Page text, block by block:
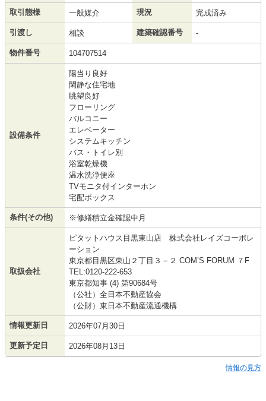
取引態様 一般媒介 現況 完成済み
引渡し 相談 建築確認番号 -
物件番号 104707514
設備条件
陽当り良好
閑静な住宅地
眺望良好
フローリング
バルコニー
エレベーター
システムキッチン
バス・トイレ別
浴室乾燥機
温水洗浄便座
TVモニタ付インターホン
宅配ボックス
条件(その他) ※修繕積立金確認中月
取扱会社
ピタットハウス目黒東山店 株式会社レイズコーポレ
ーション
東京都目黒区東山２丁目３－２ COM’S FORUM ７F
TEL:0120-222-653
東京都知事 (4) 第90684号
（公社）全日本不動産協会
（公財）東日本不動産流通機構
情報更新日 2026年07月30日
更新予定日 2026年08月13日
情報の見方